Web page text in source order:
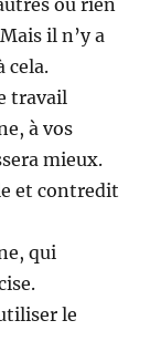
il n’y a
cela.
travail
à vos
mieux.
et contredit
qui
le